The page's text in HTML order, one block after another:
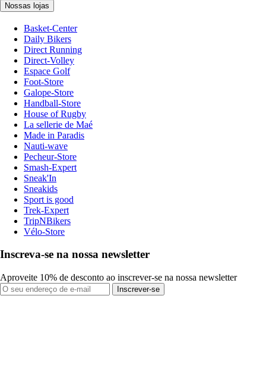
Nossas lojas
Basket-Center
Daily Bikers
Direct Running
Direct-Volley
Espace Golf
Foot-Store
Galope-Store
Handball-Store
House of Rugby
La sellerie de Maé
Made in Paradis
Nauti-wave
Pecheur-Store
Smash-Expert
Sneak'In
Sneakids
Sport is good
Trek-Expert
TripNBikers
Vélo-Store
Inscreva-se na nossa newsletter
Aproveite 10% de desconto ao inscrever-se na nossa newsletter
Inscrever-se